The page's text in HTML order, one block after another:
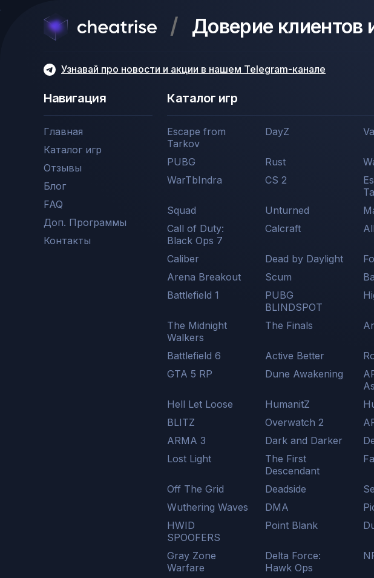
/ Доверие клиентов
Узнавай про новости и акции в нашем Telegram-канале
Навигация
Главная
Каталог игр
Отзывы
Блог
FAQ
Доп. Программы
Контакты
Каталог игр
Escape from
Tarkov
DayZ
PUBG Rust
WarTbIndra
CS 2
Squad
Unturned
Call of Duty:
Black Ops 7
Сalcraft
Caliber Dead by Daylight
Arena Breakout
Scum
Battlefield 1
PUBG
BLINDSPOT
The Midnight
Walkers
The Finals
Battlefield 6 Active Better
GTA 5 RP
Dune Awakening
Hell Let Loose
HumanitZ
BLITZ
Overwatch 2
ARMA 3
Dark and Darker
Lost Light
The First
Descendant
Off The Grid Deadside
Wuthering Waves
DMA
HWID
SPOOFERS
Point Blank
Gray Zone
Warfare
Delta Force:
Hawk Ops